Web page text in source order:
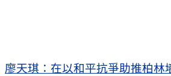
廖天琪：在以和平抗爭助推柏林